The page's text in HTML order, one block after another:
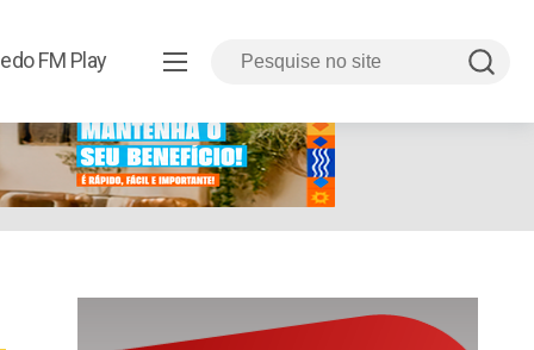
FM Play